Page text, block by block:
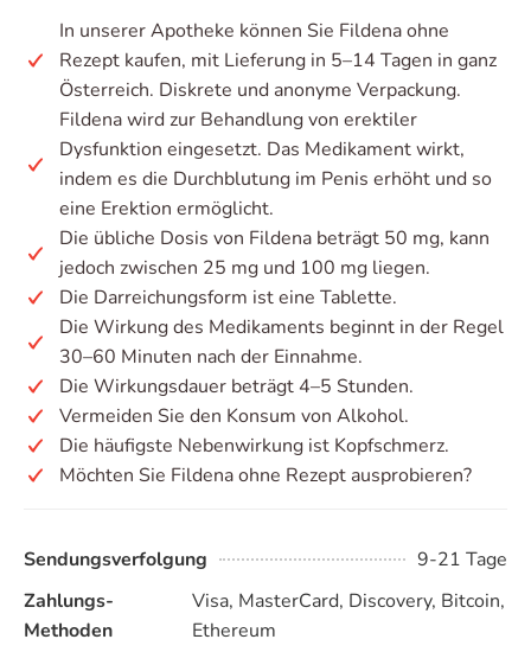
In unserer Apotheke können Sie Fildena ohne
Rezept kaufen, mit Lieferung in 5–14 Tagen in ganz
Österreich. Diskrete und anonyme Verpackung.
Fildena wird zur Behandlung von erektiler
Dysfunktion eingesetzt. Das Medikament wirkt,
indem es die Durchblutung im Penis erhöht und so
eine Erektion ermöglicht.
Die übliche Dosis von Fildena beträgt 50 mg, kann
jedoch zwischen 25 mg und 100 mg liegen.
Die Darreichungsform ist eine Tablette.
Die Wirkung des Medikaments beginnt in der Regel
30–60 Minuten nach der Einnahme.
Die Wirkungsdauer beträgt 4–5 Stunden.
Vermeiden Sie den Konsum von Alkohol.
Die häufigste Nebenwirkung ist Kopfschmerz.
Möchten Sie Fildena ohne Rezept ausprobieren?
Sendungsverfolgung
9-21 Tage
Zahlungs-
Methoden
Visa, MasterCard, Discovery, Bitcoin,
Ethereum